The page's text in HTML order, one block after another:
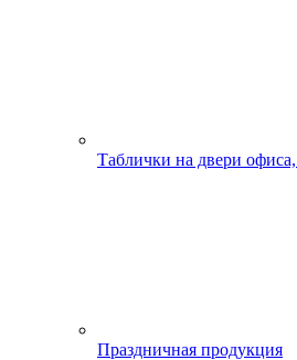
Таблички на двери
Праздничная продукция